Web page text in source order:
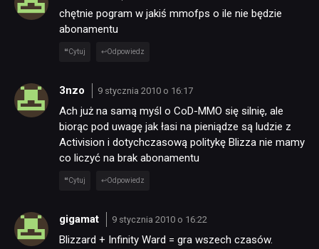
chętnie pogram w jakiś mmofps o ile nie będzie
abonamentu
Cytuj Odpowiedz
3nzo 9 stycznia 2010 o 16:17
Ach już na samą myśl o CoD-MMO się silnię, ale
biorąc pod uwagę jak łasi na pieniądze są ludzie z
Activision i dotychczasową politykę Blizza nie mamy
co liczyć na brak abonamentu
Cytuj Odpowiedz
gigamat 9 stycznia 2010 o 16:22
Blizzard + Infinity Ward = gra wszech czasów.